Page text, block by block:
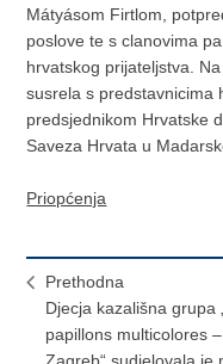
Mátyásom Firtlom,
poslove te s clanovima
hrvatskog prijateljstva.
susrela s predstavnicima
predsjednikom Hrvatske
Saveza Hrvata u
Priopćenja
Prethodna
Djecja kazališna grupa
papillons multicolores –
Zagreb“ sudjelovala je